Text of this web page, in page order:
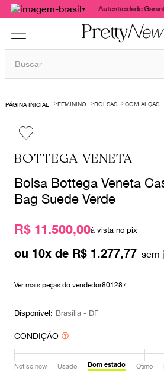
Autenticidade
Buscar
FEMININO BOLSAS COM ALÇAS
BOTTEGA VENETA
Bolsa Bottega Veneta
Bag Suede Verde
R$ 11.500,00à vista no pix
ou 10x de R$ 1 .277,77
Ver mais peças do vendedor801287
Disponível: Brasília - DF
CONDIÇÃO
Not so new Usado Bom estado Ótimo
1º
bolsas
cris barros
valentino
paula raia
burberry